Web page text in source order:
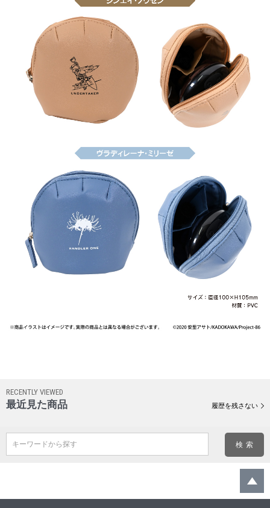
RECENTLY VIEWED
最近見た商品 履歴を残さない
キーワードから探す